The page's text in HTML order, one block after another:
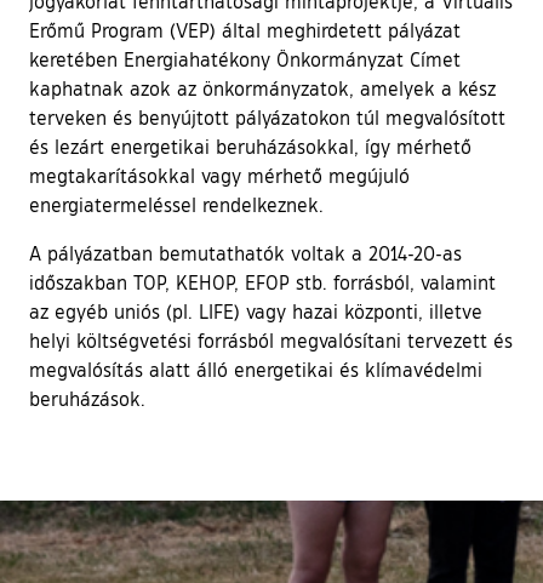
Erőmű Program (VEP) által meghirdetett pályázat
keretében Energiahatékony Önkormányzat Címet
kaphatnak azok az önkormányzatok, amelyek a kész
terveken és benyújtott pályázatokon túl megvalósított
és lezárt energetikai beruházásokkal, így mérhető
megtakarításokkal vagy mérhető megújuló
energiatermeléssel rendelkeznek.
A pályázatban bemutathatók voltak a 2014-20-as
időszakban TOP, KEHOP, EFOP stb. forrásból, valamint
az egyéb uniós (pl. LIFE) vagy hazai központi, illetve
helyi költségvetési forrásból megvalósítani tervezett és
megvalósítás alatt álló energetikai és klímavédelmi
beruházások.